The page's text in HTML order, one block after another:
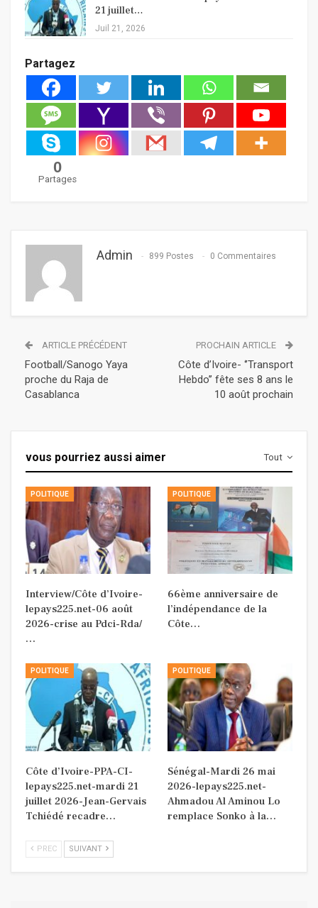
21 juillet…
Juil 21, 2026
Partagez
0
Partages
Admin 899 Postes 0 Commentaires
ARTICLE PRÉCÉDENT
Football/Sanogo Yaya
proche du Raja de
Casablanca
PROCHAIN ARTICLE
Côte d’Ivoire- ‘’Transport
Hebdo’’ fête ses 8 ans le
10 août prochain
Tout
vous pourriez aussi aimer
POLITIQUE
Interview/Côte d’Ivoire-
lepays225.net-06 août
2026-crise au Pdci-Rda/
…
POLITIQUE
66ème anniversaire de
l’indépendance de la
Côte…
POLITIQUE
Côte d’Ivoire-PPA-CI-
lepays225.net-mardi 21
juillet 2026-Jean-Gervais
Tchiédé recadre…
POLITIQUE
Sénégal-Mardi 26 mai
2026-lepays225.net-
Ahmadou Al Aminou Lo
remplace Sonko à la…
PREC SUIVANT